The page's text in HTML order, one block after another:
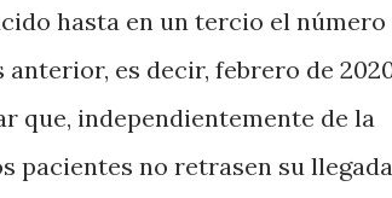
hasta en un tercio el número
es decir, febrero de
que, independientemente de la
pacientes no retrasen su llegada